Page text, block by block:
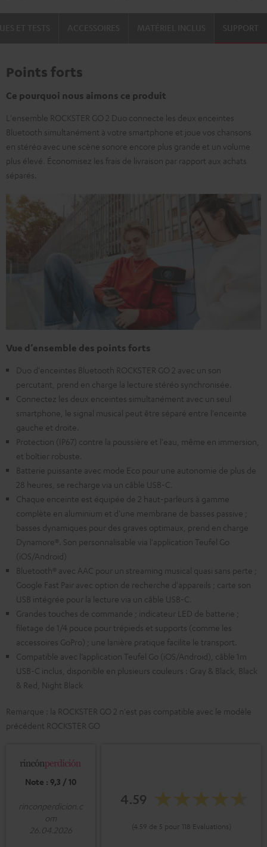
SUPPORT
Points forts
Ce pourquoi nous aimons ce produit
L'ensemble ROCKSTER GO 2 Duo connecte les deux enceintes
Bluetooth simultanément à votre smartphone et joue vos chansons
en stéréo avec une scène sonore encore plus grande et un volume
plus élevé. Économisez les frais de livraison par rapport aux achats
séparés.
Vue d’ensemble des points forts
Duo d'enceintes Bluetooth ROCKSTER GO 2 avec un son
percutant, prend en charge la lecture stéréo synchronisée.
Connectez les deux enceintes simultanément avec un seul
smartphone, le signal musical peut être séparé entre l'enceinte
gauche et droite.
Protection (IP67) contre la poussière et l'eau, même en immersion,
et boîtier robuste.
Batterie puissante avec mode Eco pour une autonomie de plus de
28 heures, se recharge via un câble USB-C.
Chaque enceinte est équipée de 2 haut-parleurs à gamme
complète en aluminium et d'une membrane de basses passive ;
basses dynamiques pour des graves optimaux, prend en charge
Dynamore®. Son personnalisable via l'application Teufel Go
(iOS/Android)
Bluetooth® avec AAC pour un streaming musical quasi sans perte ;
Google Fast Pair avec option de recherche d'appareils ; carte son
USB intégrée pour la lecture via un câble USB-C.
Grandes touches de commande ; indicateur LED de batterie ;
filetage de 1/4 pouce pour trépieds et supports (comme les
accessoires GoPro) ; une lanière pratique facilite le transport.
Compatible avec l’application Teufel Go (iOS/Android), câble 1m
USB-C inclus, disponible en plusieurs couleurs : Gray & Black, Black
& Red, Night Black
Remarque : la ROCKSTER GO 2 n'est pas compatible avec le modèle
précédent ROCKSTER GO
Note : 9,3 / 10
rinconperdicion.c
om
26.04.2026
4.59
(4.59 de 5 pour 118 Evaluations)